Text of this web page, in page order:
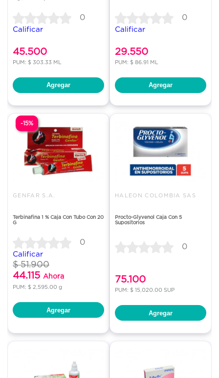
0
Calificar
45.500
PUM: $ 303.33 ML
Agregar
0
Calificar
29.550
PUM: $ 86.91 ML
Agregar
GENFAR S.A.
Terbinafina 1 % Caja Con Tubo Con 20
G
0
Calificar
$ 51.900
44.115 Ahora
PUM: $ 2,595.00 g
Agregar
-15%
HALEON COLOMBIA SAS
Procto-Glyvenol Caja Con 5
Supositorios
0
75.100
PUM: $ 15,020.00 SUP
Agregar